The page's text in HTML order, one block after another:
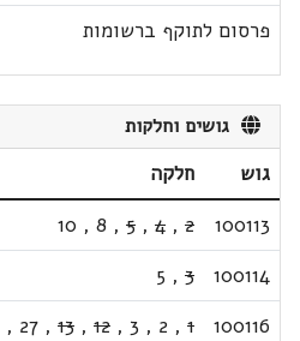
פרסום לתוקף ברשומות
גושים וחלקות
גוש
חלקה
100113
2
,
4
,
5
,
8
,
10
100114
3
,
5
100116
1
,
2
,
3
,
12
,
13
,
27
,